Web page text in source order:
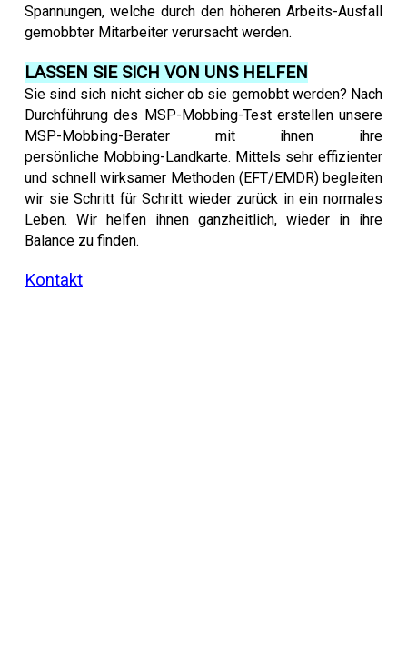
Spannungen, welche durch den höheren Arbeits-Ausfall
gemobbter Mitarbeiter verursacht werden.
LASSEN SIE SICH VON UNS HELFEN
Sie sind sich nicht sicher ob sie gemobbt werden? Nach
Durchführung des MSP-Mobbing-Test erstellen unsere
MSP-Mobbing-Berater mit ihnen ihre
persönliche Mobbing-Landkarte. Mittels sehr effizienter
und schnell wirksamer Methoden (EFT/EMDR) begleiten
wir sie Schritt für Schritt wieder zurück in ein normales
Leben. Wir helfen ihnen ganzheitlich, wieder in ihre
Balance zu finden.
Kontakt